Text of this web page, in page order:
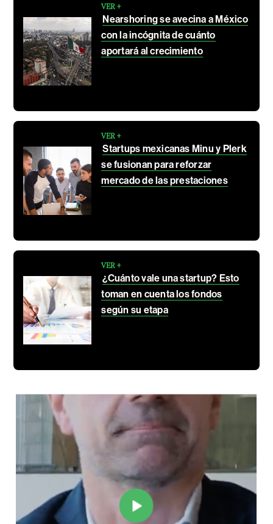
VER +
Nearshoring se avecina a México
con la incógnita de cuánto
aportará al crecimiento
VER +
Startups mexicanas Minu y Plerk
se fusionan para reforzar
mercado de las prestaciones
VER +
¿Cuánto vale una startup? Esto
toman en cuenta los fondos
según su etapa